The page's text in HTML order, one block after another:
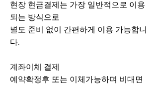
현장 현금결제는 가장 일반적으로 이용
되는 방식으로
별도 준비 없이 간편하게 이용 가능합니
다.
계좌이체 결제
예약확정후 또는 이체가능하며 비대면